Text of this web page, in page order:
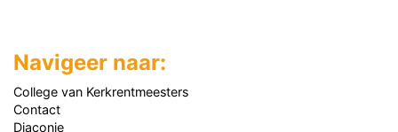
Navigeer naar:
College van Kerkrentmeesters
Contact
Diaconie